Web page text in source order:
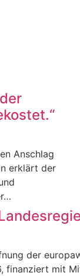
Anschlag
erklärt der
der
finanziert mit